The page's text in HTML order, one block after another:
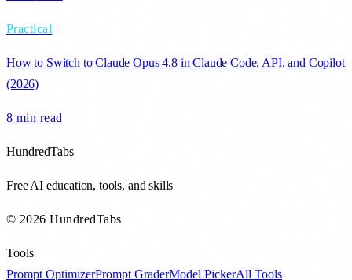
Practical
How to Switch to Claude Opus 4.8 in Claude Code, API, and Copilot
(2026)
8 min read
HundredTabs
Free AI education, tools, and skills
© 2026 HundredTabs
Tools
Prompt OptimizerPrompt GraderModel PickerAll Tools